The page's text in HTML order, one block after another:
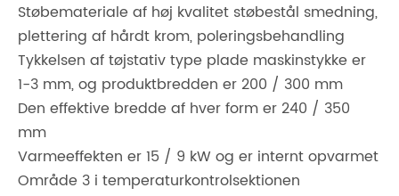
Støbemateriale af høj kvalitet støbestål smedning,
plettering af hårdt krom, poleringsbehandling
Tykkelsen af ​​tøjstativ type plade maskinstykke er
1-3 mm, og produktbredden er 200 / 300 mm
Den effektive bredde af hver form er 240 / 350
mm
Varmeeffekten er 15 / 9 kW og er internt opvarmet
Område 3 i temperaturkontrolsektionen